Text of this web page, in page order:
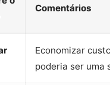
Comentários
Economizar
poderia ser uma